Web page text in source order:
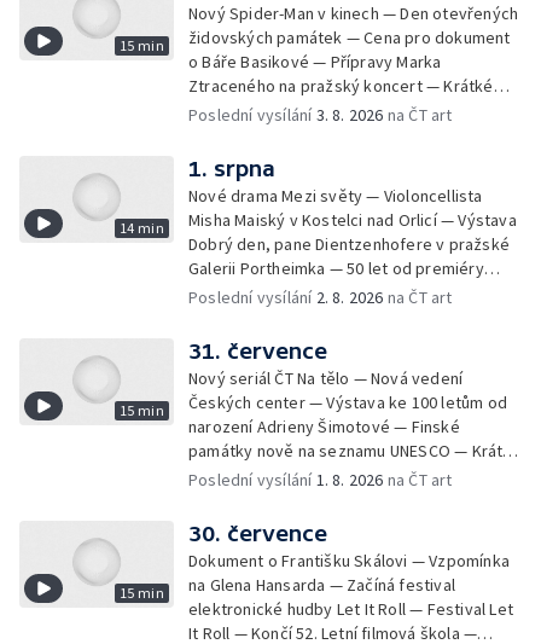
15 min
Nový Spider-Man v kinech — Den otevřených
židovských památek — Cena pro dokument
o Báře Basikové — Přípravy Marka
Ztraceného na pražský koncert — Krátké
zprávy z kultury — Nález historických
Poslední vysílání3. 8. 2026 na ČT art
14 min
1. srpna
Nové drama Mezi světy — Violoncellista
Misha Maiský v Kostelci nad Orlicí — Výstava
Dobrý den, pane Dientzenhofere v pražské
Galerii Portheimka — 50 let od premiéry
filmu Na samotě u lesa — Krátké zprávy z
Mercury
Poslední vysílání 2. 8. 2026 na ČT art
15 min
31. července
Nový seriál ČT Na tělo — Nová vedení
Českých center — Výstava ke 100 letům od
narození Adrieny Šimotové — Finské
památky nově na seznamu UNESCO — Krátké
zprávy z kultury — Začíná Jiráskův Hronov —
Poslední vysílání1. 8. 2026 na ČT art
15 min
30. července
Dokument o Františku Skálovi — Vzpomínka
na Glena Hansarda — Začíná festival
elektronické hudby Let It Roll — Festival Let
It Roll — Končí 52. Letní filmová škola —